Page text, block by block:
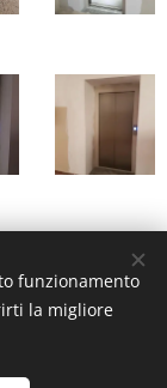
funzionamento
la migliore